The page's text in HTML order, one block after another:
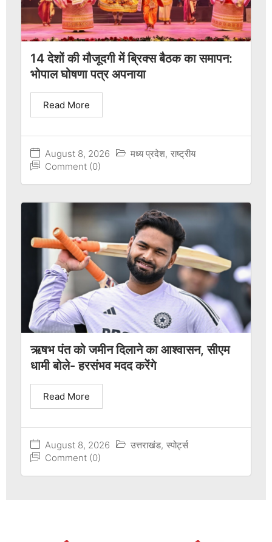
14 देशों की मौजूदगी में ब्रिक्स बैठक का समापन:
भोपाल घोषणा पत्र अपनाया
August 8, 2026 मध्य प्रदेश, राष्ट्रीय
Comment (0)
Read More
ऋषभ पंत को जमीन दिलाने का आश्वासन, सीएम
धामी बोले- हरसंभव मदद करेंगे
August 8, 2026 उत्तराखंड, स्पोर्ट्स
Comment (0)
Read More